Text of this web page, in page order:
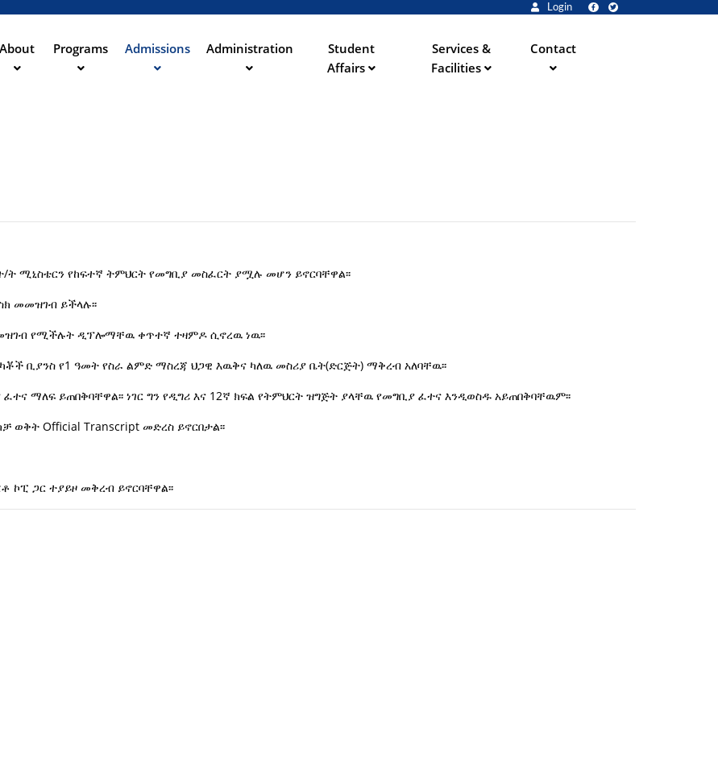
contenu
Login
About Programs Admissions Administration
Student
Affairs
Services &
Facilities
Contact
ሚኒስቴርን የከፍተኛ ትምህርት የመግቢያ መስፈርት ያሟሉ መሆን ይኖርባቸዋል፡፡
መመዝገብ ይችላሉ፡፡
የሚችሉት ዲፕሎማቸዉ ቀጥተኛ ተዛምዶ ሲኖረዉ ነዉ፡፡
ቢያንስ የ1 ዓመት የስራ ልምድ ማስረጃ ህጋዊ እዉቅና ካለዉ መስሪያ ቤት(ድርጅት) ማቅረብ አለባቸዉ፡፡
ማለፍ ይጠበቅባቸዋል፡፡ ነገር ግን የዲግሪ እና 12ኛ ክፍል የትምህርት ዝግጅት ያላቸዉ የመግቢያ ፈተና እንዲወስዱ አይጠበቅባቸዉም፡፡
Official Transcript መድረስ ይኖርበታል፡፡
ጋር ተያይዞ መቅረብ ይኖርባቸዋል፡፡